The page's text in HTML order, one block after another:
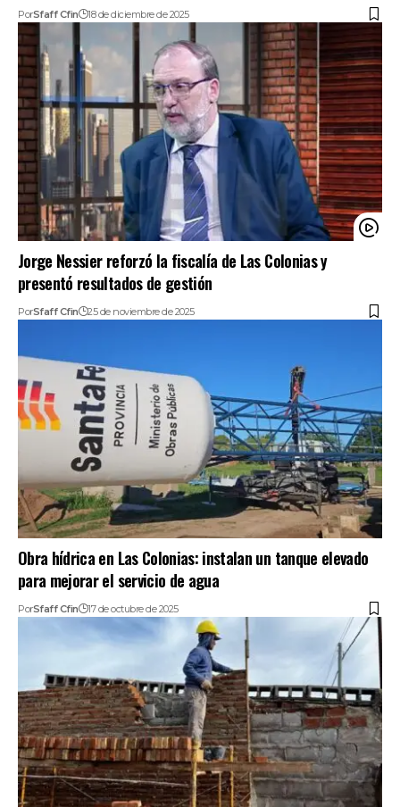
PorSfaff Cfin 18 de diciembre de 2025
Jorge Nessier reforzó la fiscalía de Las Colonias y
presentó resultados de gestión
PorSfaff Cfin 25 de noviembre de 2025
Obra hídrica en Las Colonias: instalan un tanque elevado
para mejorar el servicio de agua
PorSfaff Cfin 17 de octubre de 2025